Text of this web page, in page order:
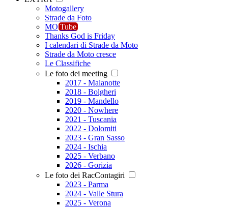
Motogallery
Strade da Foto
MO Tube
Thanks God is Friday
I calendari di Strade da Moto
Strade da Moto cresce
Le Classifiche
Le foto dei meeting
2017 - Malanotte
2018 - Bolgheri
2019 - Mandello
2020 - Nowhere
2021 - Tuscania
2022 - Dolomiti
2023 - Gran Sasso
2024 - Ischia
2025 - Verbano
2026 - Gorizia
Le foto dei RacContagiri
2023 - Parma
2024 - Valle Stura
2025 - Verona